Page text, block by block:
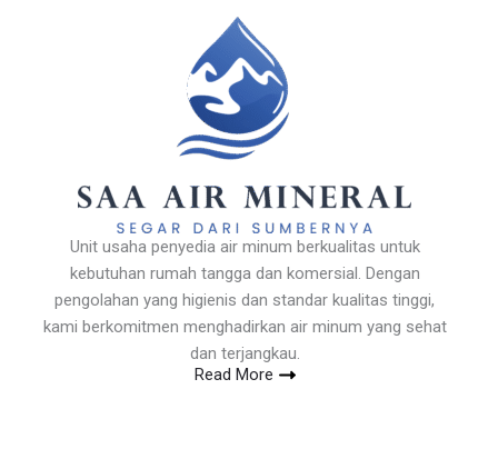
Unit usaha penyedia air minum berkualitas untuk
kebutuhan rumah tangga dan komersial. Dengan
pengolahan yang higienis dan standar kualitas tinggi,
kami berkomitmen menghadirkan air minum yang sehat
dan terjangkau.
Read More